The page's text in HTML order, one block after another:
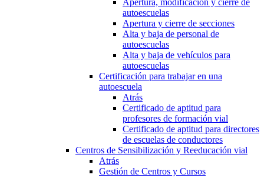
Apertura, modificación y cierre de
autoescuelas
Apertura y cierre de secciones
Alta y baja de personal de
autoescuelas
Alta y baja de vehículos para
autoescuelas
Certificación para trabajar en una
autoescuela
Atrás
Certificado de aptitud para
profesores de formación vial
Certificado de aptitud para directores
de escuelas de conductores
Centros de Sensibilización y Reeducación vial
Atrás
Gestión de Centros y Cursos